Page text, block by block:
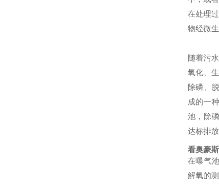
在处理
物经微
随着污
氧化、
除磷、
成的一
池，除
达标排
看奥豪
在曝气
解氧的